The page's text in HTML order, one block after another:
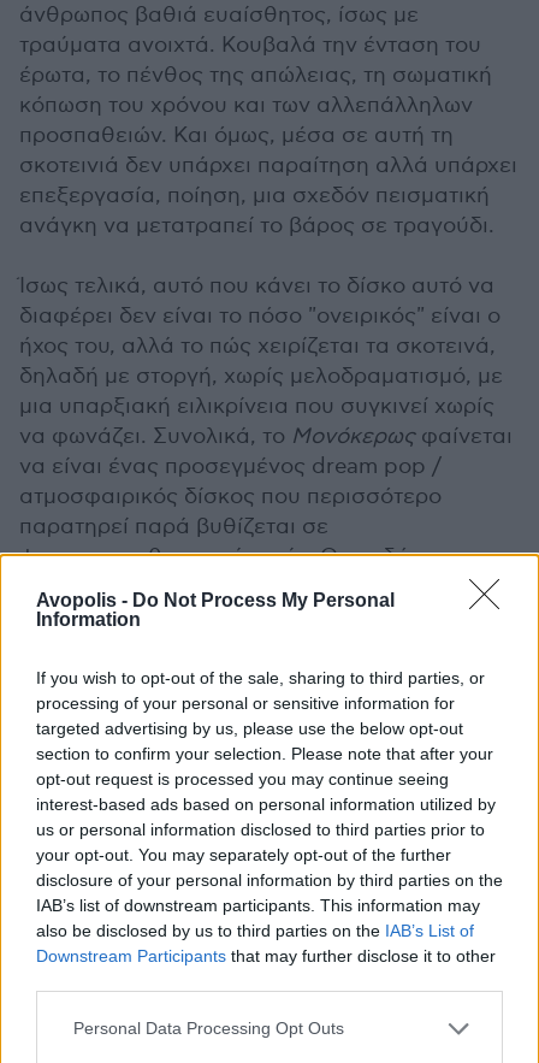
Avopolis - Do Not Process My Personal
Information
If you wish to opt-out of the sale, sharing to third parties, or
processing of your personal or sensitive information for
targeted advertising by us, please use the below opt-out
section to confirm your selection. Please note that after your
opt-out request is processed you may continue seeing
interest-based ads based on personal information utilized by
us or personal information disclosed to third parties prior to
your opt-out. You may separately opt-out of the further
disclosure of your personal information by third parties on the
IAB’s list of downstream participants. This information may
also be disclosed by us to third parties on the IAB’s List of
Downstream Participants that may further disclose it to other
Personal Data Processing Opt Outs
άνθρωπος βαθιά ευαίσθητος, ίσως με
τραύματα ανοιχτά. Κουβαλά την ένταση του
έρωτα, το πένθος της απώλειας, τη σωματική
κόπωση του χρόνου και των αλλεπάλληλων
προσπαθειών. Και όμως, μέσα σε αυτή τη
σκοτεινιά δεν υπάρχει παραίτηση αλλά υπάρχει
επεξεργασία, ποίηση, μια σχεδόν πεισματική
ανάγκη να μετατραπεί το βάρος σε τραγούδι.
Ίσως τελικά, αυτό που κάνει το δίσκο αυτό να
διαφέρει δεν είναι το πόσο "ονειρικός" είναι ο
ήχος του, αλλά το πώς χειρίζεται τα σκοτεινά,
δηλαδή με στοργή, χωρίς μελοδραματισμό, με
μια υπαρξιακή ειλικρίνεια που συγκινεί χωρίς
να φωνάζει. Συνολικά, το Μονόκερως φαίνεται
να είναι ένας προσεγμένος dream pop /
ατμοσφαιρικός δίσκος που περισσότερο
παρατηρεί παρά βυθίζεται σε
ψυχοσυναισθηματικά τοπία. Οπωσδήποτε,
ακούγεται ευχάριστα, λαμβάνοντας τη δική του
διακριτική αλλά επάξια θέση μεταξύ των